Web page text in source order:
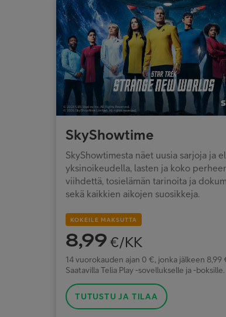
SkyShowtime
SkyShowtimesta näet uusia sarjoja ja
yksinoikeudella, lasten ja koko
viihdettä, tosielämän tarinoita ja
sekä kaikkien aikojen suosikkeja.
KOKEILE MAKSUTTA
8,99 €/KK
14 vuorokauden ajan 0 €, jonka jälkeen 8,99
Saatavilla Telia Play -sovellukselle ja -boksille.
TUTUSTU JA TILAA